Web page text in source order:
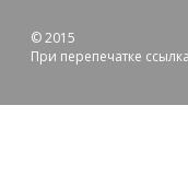
© 2015
При перепечатке